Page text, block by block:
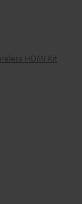
HDMI Kit